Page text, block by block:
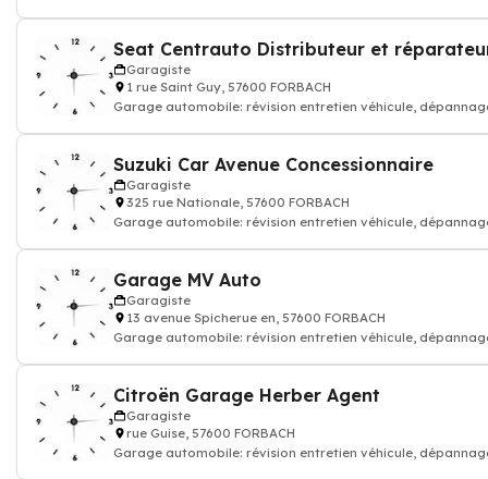
Garagiste
1 rue Saint Guy, 57600 FORBACH
Garage automobile: révision entretien véhicule,
Suzuki Car Avenue Concessionnaire
Garagiste
325 rue Nationale, 57600 FORBACH
Garage automobile: révision entretien véhicule,
Garage MV Auto
Garagiste
13 avenue Spicherue en, 57600 FORBACH
Garage automobile: révision entretien véhicule,
Citroën Garage Herber Agent
Garagiste
rue Guise, 57600 FORBACH
Garage automobile: révision entretien véhicule,